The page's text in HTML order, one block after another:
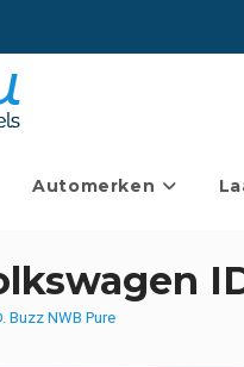
Automerken
Buzz NWB Pure